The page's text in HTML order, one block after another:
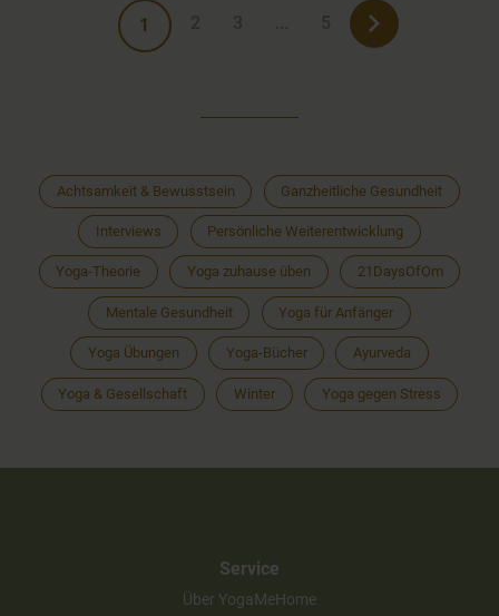
1
Achtsamkeit & Bewusstsein Ganzheitliche Gesundheit
Interviews Persönliche Weiterentwicklung
Yoga-Theorie Yoga zuhause üben 21DaysOfOm
Mentale Gesundheit Yoga für Anfänger
Yoga Übungen Yoga-Bücher Ayurveda
Yoga & Gesellschaft Winter Yoga gegen Stress
Service
Über YogaMeHome